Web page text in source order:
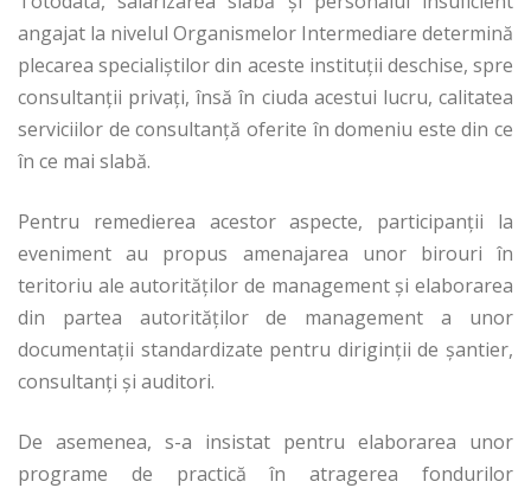
angajat la nivelul Organismelor Intermediare determină
plecarea specialiştilor din aceste instituţii deschise, spre
consultanţii privaţi, însă în ciuda acestui lucru, calitatea
serviciilor de consultanţă oferite în domeniu este din ce
în ce mai slabă.
Pentru remedierea acestor aspecte, participanţii la
eveniment au propus amenajarea unor birouri în
teritoriu ale autorităţilor de management şi elaborarea
din partea autorităţilor de management a unor
documentaţii standardizate pentru diriginţii de şantier,
consultanţi şi auditori.
De asemenea, s-a insistat pentru elaborarea unor
programe de practică în atragerea fondurilor